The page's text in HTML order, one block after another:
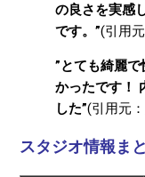
の良さを実感
です。”(引用
”とても綺麗
かったです！
した”(引用元：
スタジオ情報ま